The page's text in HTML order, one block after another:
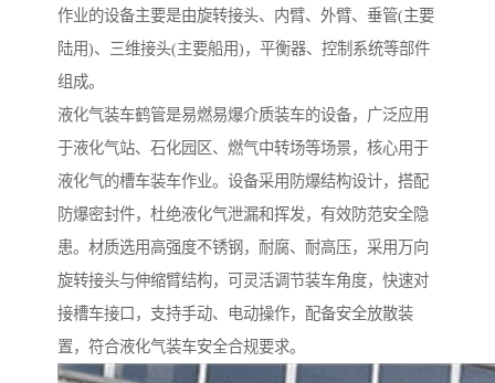
作业的设备主要是由旋转接头、内臂、外臂、垂管(主要
陆用)、三维接头(主要船用)，平衡器、控制系统等部件
组成。
液化气装车鹤管是易燃易爆介质装车的设备，广泛应用
于液化气站、石化园区、燃气中转场等场景，核心用于
液化气的槽车装车作业。设备采用防爆结构设计，搭配
防爆密封件，杜绝液化气泄漏和挥发，有效防范安全隐
患。材质选用高强度不锈钢，耐腐、耐高压，采用万向
旋转接头与伸缩臂结构，可灵活调节装车角度，快速对
接槽车接口，支持手动、电动操作，配备安全放散装
置，符合液化气装车安全合规要求。